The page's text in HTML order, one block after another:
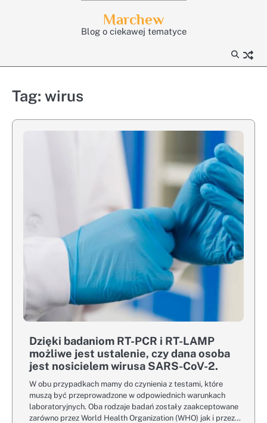
Marchew
Blog o ciekawej tematyce
Tag: wirus
Dzięki badaniom RT-PCR i RT-LAMP
możliwe jest ustalenie, czy dana osoba
jest nosicielem wirusa SARS-CoV-2.
W obu przypadkach mamy do czynienia z testami, które
muszą być przeprowadzone w odpowiednich warunkach
laboratoryjnych. Oba rodzaje badań zostały zaakceptowane
zarówno przez World Health Organization (WHO) jak i przez…